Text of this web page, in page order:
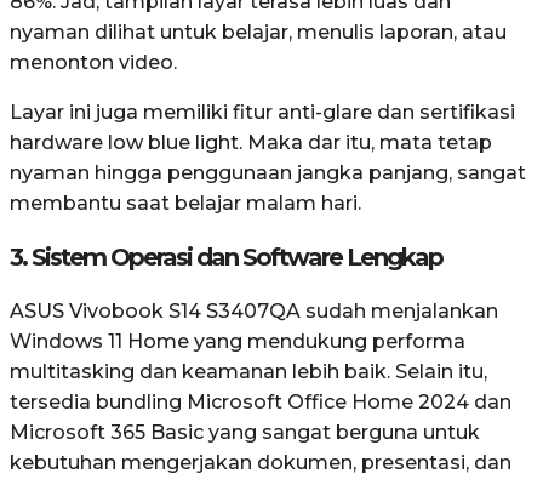
nyaman dilihat untuk belajar, menulis laporan, atau
menonton video.
Layar ini juga memiliki fitur anti-glare dan sertifikasi
hardware low blue light. Maka dar itu, mata tetap
nyaman hingga penggunaan jangka panjang, sangat
membantu saat belajar malam hari.
3. Sistem Operasi dan Software Lengkap
ASUS Vivobook S14 S3407QA sudah menjalankan
Windows 11 Home yang mendukung performa
multitasking dan keamanan lebih baik. Selain itu,
tersedia bundling Microsoft Office Home 2024 dan
Microsoft 365 Basic yang sangat berguna untuk
kebutuhan mengerjakan dokumen, presentasi, dan